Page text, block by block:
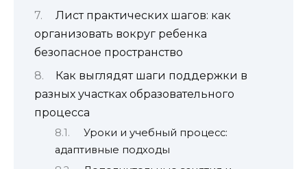
Лист практических шагов: как
организовать вокруг ребенка
безопасное пространство
Как выглядят шаги поддержки в
разных участках образовательного
процесса
Уроки и учебный процесс:
адаптивные подходы